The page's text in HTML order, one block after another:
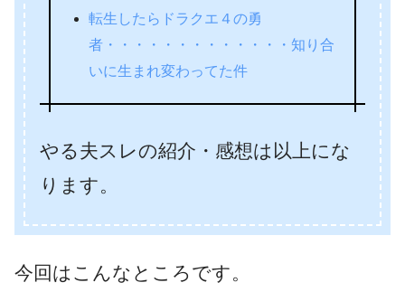
転生したらドラクエ４の勇
者・・・・・・・・・・・・・知り合
いに生まれ変わってた件
やる夫スレの紹介・感想は以上にな
ります。
今回はこんなところです。